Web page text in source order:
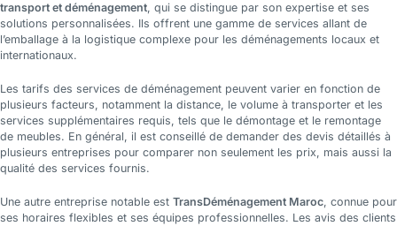
transport et déménagement, qui se distingue par son expertise et ses
solutions personnalisées. Ils offrent une gamme de services allant de
l’emballage à la logistique complexe pour les déménagements locaux et
internationaux.
Les tarifs des services de déménagement peuvent varier en fonction de
plusieurs facteurs, notamment la distance, le volume à transporter et les
services supplémentaires requis, tels que le démontage et le remontage
de meubles. En général, il est conseillé de demander des devis détaillés à
plusieurs entreprises pour comparer non seulement les prix, mais aussi la
qualité des services fournis.
Une autre entreprise notable est TransDéménagement Maroc, connue pour
ses horaires flexibles et ses équipes professionnelles. Les avis des clients